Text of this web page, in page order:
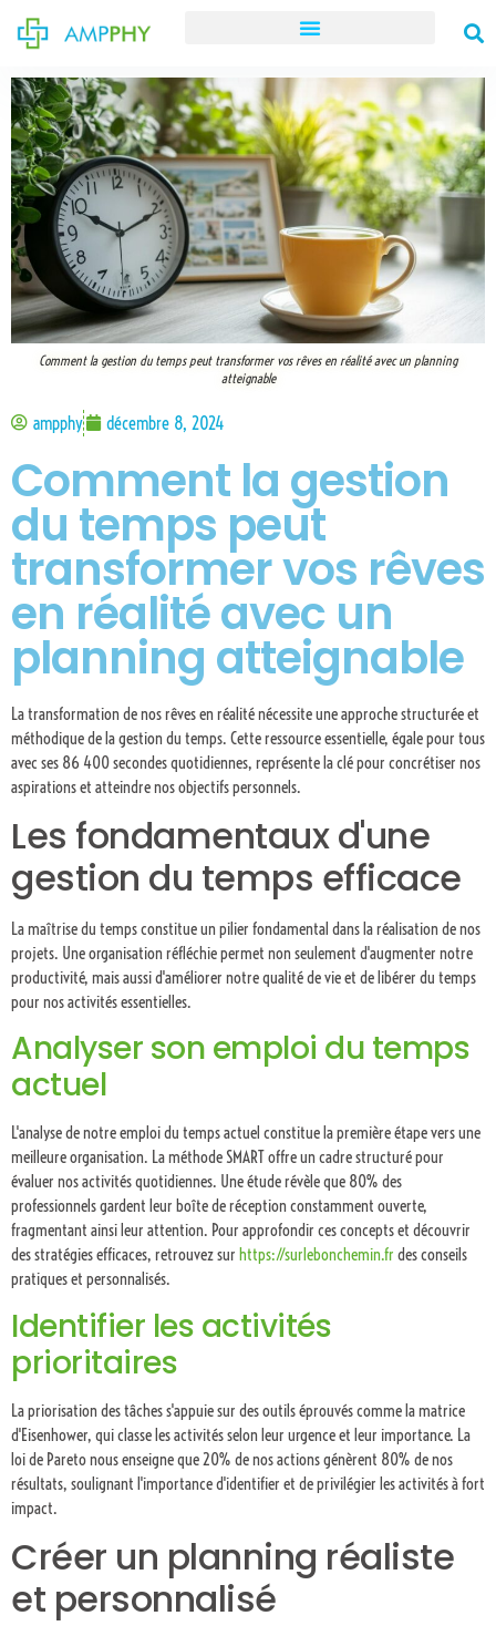
Comment la gestion du temps peut transformer vos rêves en réalité avec un planning
atteignable
ampphy décembre 8, 2024
Comment la gestion
du temps peut
transformer vos rêves
en réalité avec un
planning atteignable
La transformation de nos rêves en réalité nécessite une approche structurée et
méthodique de la gestion du temps. Cette ressource essentielle, égale pour tous
avec ses 86 400 secondes quotidiennes, représente la clé pour concrétiser nos
aspirations et atteindre nos objectifs personnels.
Les fondamentaux d'une
gestion du temps efficace
La maîtrise du temps constitue un pilier fondamental dans la réalisation de nos
projets. Une organisation réfléchie permet non seulement d'augmenter notre
productivité, mais aussi d'améliorer notre qualité de vie et de libérer du temps
pour nos activités essentielles.
Analyser son emploi du temps
actuel
L'analyse de notre emploi du temps actuel constitue la première étape vers une
meilleure organisation. La méthode SMART offre un cadre structuré pour
évaluer nos activités quotidiennes. Une étude révèle que 80% des
professionnels gardent leur boîte de réception constamment ouverte,
fragmentant ainsi leur attention. Pour approfondir ces concepts et découvrir
des stratégies efficaces, retrouvez sur https://surlebonchemin.fr des conseils
pratiques et personnalisés.
Identifier les activités
prioritaires
La priorisation des tâches s'appuie sur des outils éprouvés comme la matrice
d'Eisenhower, qui classe les activités selon leur urgence et leur importance. La
loi de Pareto nous enseigne que 20% de nos actions génèrent 80% de nos
résultats, soulignant l'importance d'identifier et de privilégier les activités à fort
impact.
Créer un planning réaliste
et personnalisé